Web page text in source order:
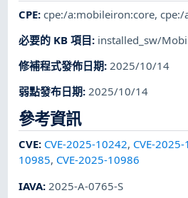
CPE:cpe:/a:mobileiron:core,cpe:/
必要的 KB 項目: installed_sw/
修補程式發佈日期:2025/10/14
弱點發布日期:2025/10/14
參考資訊
CVE: CVE-2025-10242, CVE-
10985, CVE-2025-10986
IAVA: 2025-A-0765-S